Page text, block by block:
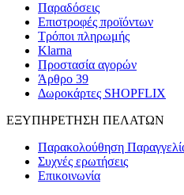
Παραδόσεις
Επιστροφές προϊόντων
Τρόποι πληρωμής
Klarna
Προστασία αγορών
Άρθρο 39
Δωροκάρτες SHOPFLIX
ΕΞΥΠΗΡΕΤΗΣΗ ΠΕΛΑΤΩΝ
Παρακολούθηση
Συχνές ερωτήσεις
Επικοινωνία